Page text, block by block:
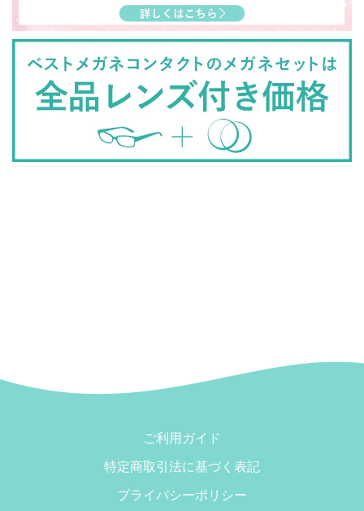
ご利用ガイド
特定商取引法に基づく表記
プライバシーポリシー